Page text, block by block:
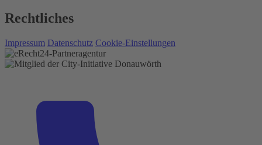
Rechtliches
Impressum Datenschutz Cookie-Einstellungen